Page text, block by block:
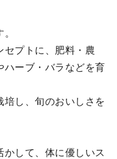
セプトに、肥料・農
ハーブ・バラなどを育
培し、旬のおいしさを
かして、体に優しいス